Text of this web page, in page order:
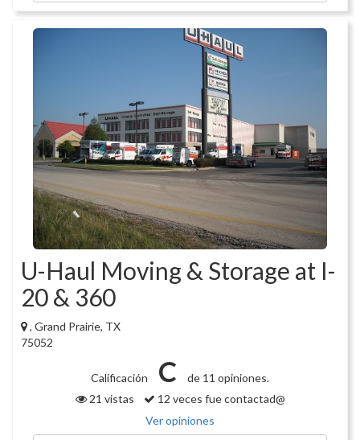
U-Haul Moving & Storage at I-
20 & 360
, Grand Prairie, TX
75052
Calificación C
de 11 opiniones.
21 vistas
12 veces fue contactad@
Ver opiniones